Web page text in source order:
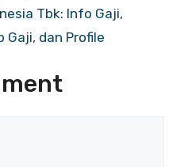
Tbk: Info Gaji,
Gaji, dan Profile